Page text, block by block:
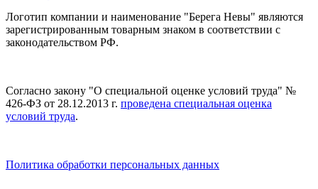
Логотип компании и наименование "Берега Невы" являются
зарегистрированным товарным знаком в соответствии с
законодательством РФ.
Согласно закону "О специальной оценке условий труда" №
426-ФЗ от 28.12.2013 г. проведена специальная оценка
условий труда.
Политика обработки персональных данных